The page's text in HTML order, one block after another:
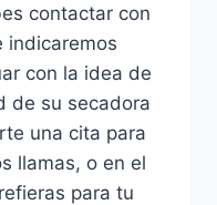
contactar con
indicaremos
con la idea de
de su secadora
una cita para
llamas, o en el
para tu